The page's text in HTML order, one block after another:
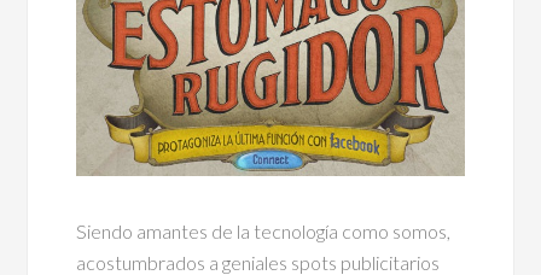
Siendo amantes de la tecnología como somos,
acostumbrados a geniales spots publicitarios